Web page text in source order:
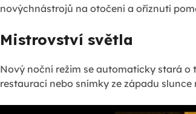
novýchnástrojů na otočení a oříznutí
Mistrovství světla
Nový noční režim se automaticky stará o
restaurací nebo snímky ze západu